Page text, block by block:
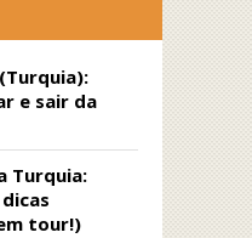
e sair da
Turquia:
tour!)